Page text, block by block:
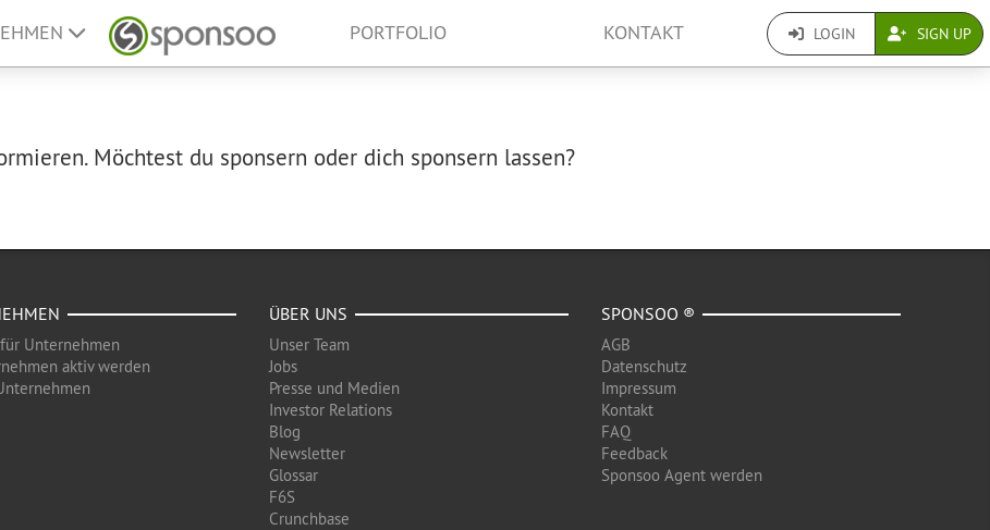
PORTFOLIO KONTAKT LOGIN SIGN UP
Möchtest du sponsern oder dich sponsern lassen?
Unternehmen
aktiv werden
ÜBER UNS
Unser Team
Jobs
Presse und Medien
Investor Relations
Blog
Newsletter
Glossar
F6S
Crunchbase
SPONSOO ®
AGB
Datenschutz
Impressum
Kontakt
FAQ
Feedback
Sponsoo Agent werden